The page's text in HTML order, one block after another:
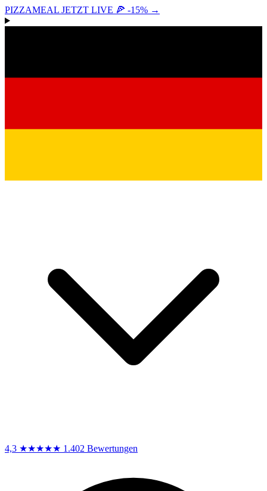
PIZZAMEAL JETZT LIVE 🍕 -15% →
4,3 ★★★★★ 1.402 Bewertungen